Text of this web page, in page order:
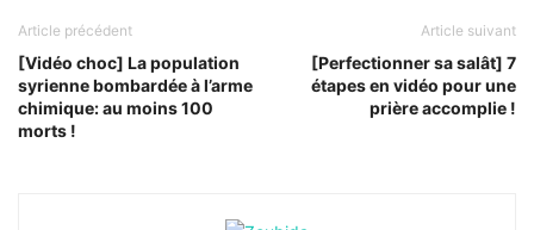
Article précédent
[Vidéo choc] La population
syrienne bombardée à l’arme
chimique: au moins 100
morts !
Article suivant
[Perfectionner sa salât] 7
étapes en vidéo pour une
prière accomplie !